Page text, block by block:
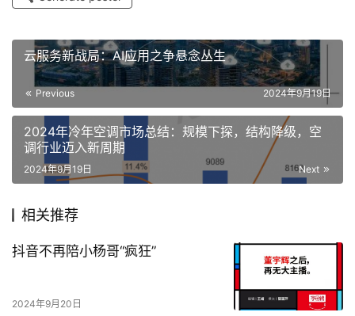
云服务新战局：AI应用之争悬念丛生
Previous 2024年9月19日
2024年冷年空调市场总结：规模下探，结构降级，空
调行业迈入新周期
Next
2024年9月19日
相关推荐
抖音不再陪小杨哥“疯狂”
2024年9月20日